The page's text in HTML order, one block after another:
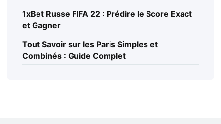
1xBet Russe FIFA 22 : Prédire le Score Exact
et Gagner
Tout Savoir sur les Paris Simples et
Combinés : Guide Complet